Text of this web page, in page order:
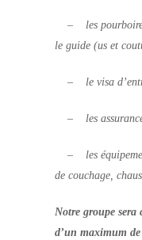
– les pourboires
le guide (us et
– le visa
– les
– les
de couchage,
Notre groupe sera
d’un maximum